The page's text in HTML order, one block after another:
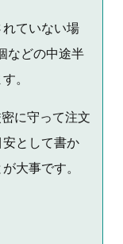
ていない場
などの中途半
。
に守って注文
として書か
大事です。